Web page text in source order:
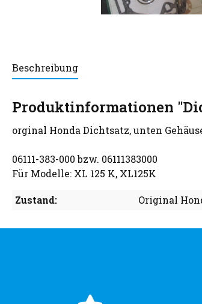
Beschreibung
Produktinformationen
orginal Honda Dichtsatz, unten
06111-383-000 bzw. 06111383000
Für Modelle: XL 125 K, XL125K
Zustand: Original